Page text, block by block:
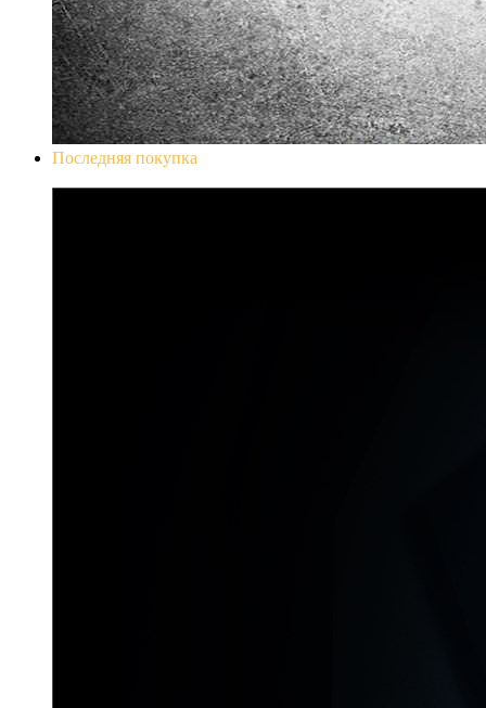
Последняя покупка